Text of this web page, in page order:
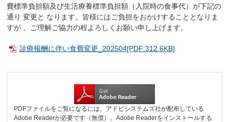
費標準負担額及び生活療養標準負担額（入院時の食事代）が下記の
通り 変更と なります。皆様にはご負担をおかけすることとなりま
すが 、ご理解ご協力の程よろしくお願い申し上げます。
診療報酬に伴い食費変更_202504[PDF:312.6KB]
PDFファイルをご覧になるには、アドビシステムズ社が配布している
Adobe Readerが必要です（無償）。Adobe Readerをインストールする